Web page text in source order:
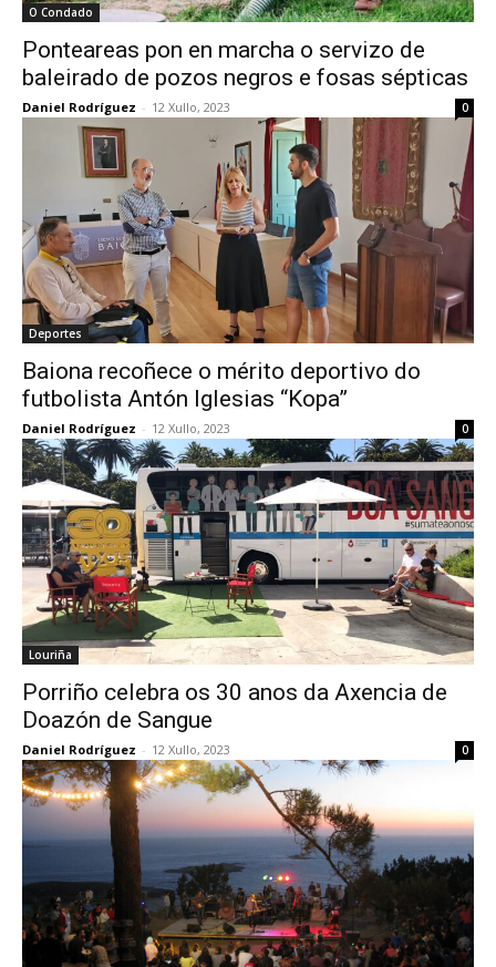
O Condado
Ponteareas pon en marcha o servizo de
baleirado de pozos negros e fosas sépticas
Daniel Rodríguez - 12 Xullo, 2023 0
Deportes
Baiona recoñece o mérito deportivo do
futbolista Antón Iglesias “Kopa”
Daniel Rodríguez - 12 Xullo, 2023 0
Louriña
Porriño celebra os 30 anos da Axencia de
Doazón de Sangue
Daniel Rodríguez - 12 Xullo, 2023 0